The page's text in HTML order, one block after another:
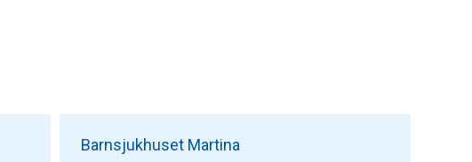
Barnsjukhuset Martina